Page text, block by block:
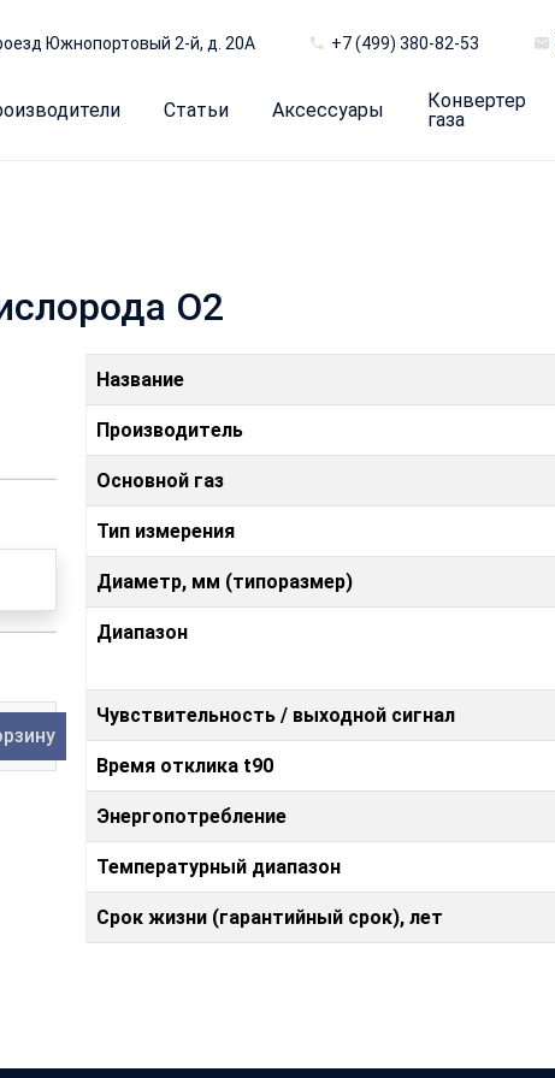
Южнопортовый 2-й, д. 20А +7 (499) 380-82-53
Статьи Аксессуары
Конвертер
газа
O2
Название
Производитель
Основной газ
Тип измерения
Диаметр, мм (типоразмер)
Диапазон
Чувствительность / выходной сигнал
Время отклика t90
Энергопотребление
Температурный диапазон
Срок жизни (гарантийный срок), лет